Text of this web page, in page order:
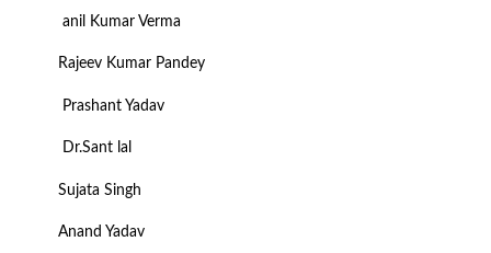
anil Kumar Verma
Rajeev Kumar Pandey
Prashant Yadav
Dr.Sant lal
Sujata Singh
Anand Yadav